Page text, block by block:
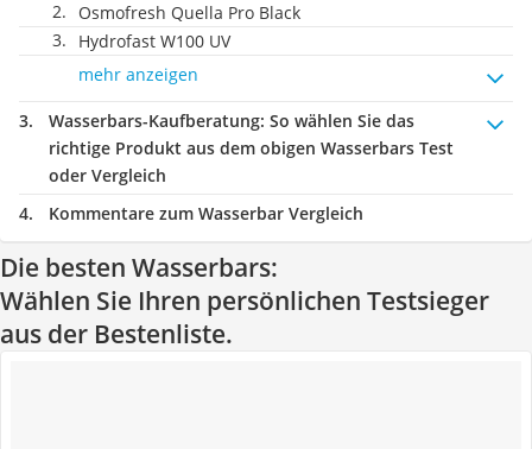
Osmofresh Quella Pro Black
Hydrofast W100 UV
mehr anzeigen
Wasserbars-Kaufberatung: So wählen Sie das
richtige Produkt aus dem obigen Wasserbars Test
oder Vergleich
Kommentare zum Wasserbar Vergleich
Die besten Wasserbars:
Wählen Sie Ihren persönlichen Testsieger
aus der Bestenliste.